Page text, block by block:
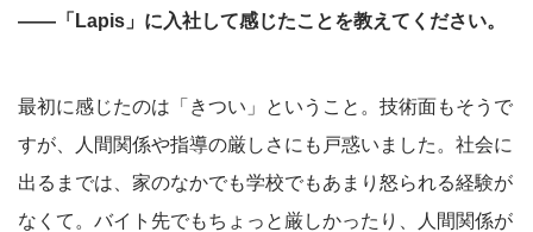
――「Lapis」に入社して感じたことを教えてください。
最初に感じたのは「きつい」ということ。技術面もそうで
すが、人間関係や指導の厳しさにも戸惑いました。社会に
出るまでは、家のなかでも学校でもあまり怒られる経験が
なくて。バイト先でもちょっと厳しかったり、人間関係が